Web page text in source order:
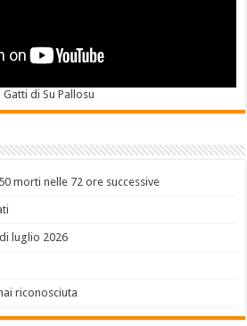
di Su Pallosu
morti nelle 72 ore successive
luglio 2026
riconosciuta